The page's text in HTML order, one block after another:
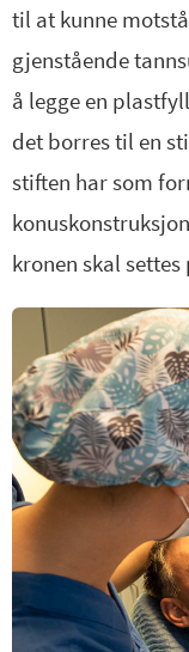
til at kunne
gjenstående
å legge en
det borres til en
stiften har som
kronen skal settes